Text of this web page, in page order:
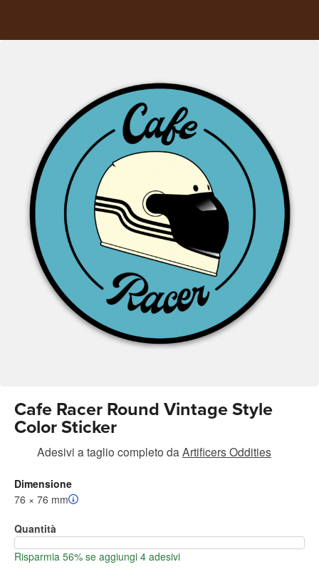
Cafe Racer Round Vintage Style
Color Sticker
Adesivi a taglio completo da Artificers Oddities
Dimensione
76 × 76 mm
Quantità
Risparmia 56% se aggiungi 4 adesivi